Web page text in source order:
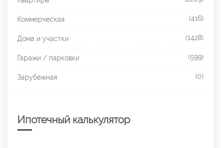
Коммерческая (416)
Дома и участки (1428)
Гаражи / парковки (599)
Зарубежная (0)
Ипотечный калькулятор